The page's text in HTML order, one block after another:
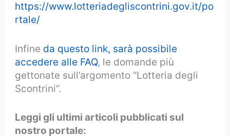
https://www.lotteriadegliscontrini.gov.it/po
rtale/
Infine da questo link, sarà possibile
accedere alle FAQ, le domande più
gettonate sull’argomento “Lotteria degli
Scontrini”.
Leggi gli ultimi articoli pubblicati sul
nostro portale: